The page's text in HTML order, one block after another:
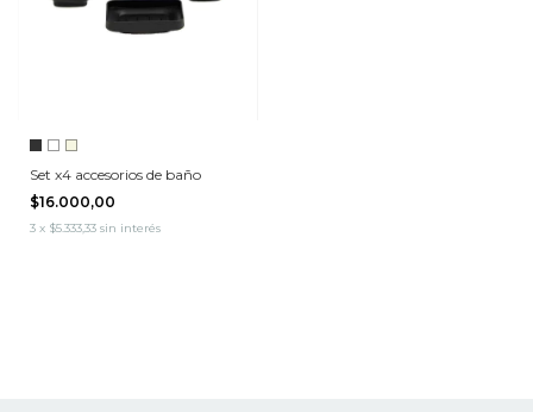
Set x4 accesorios de baño
$16.000,00
3 x $5.333,33 sin interés